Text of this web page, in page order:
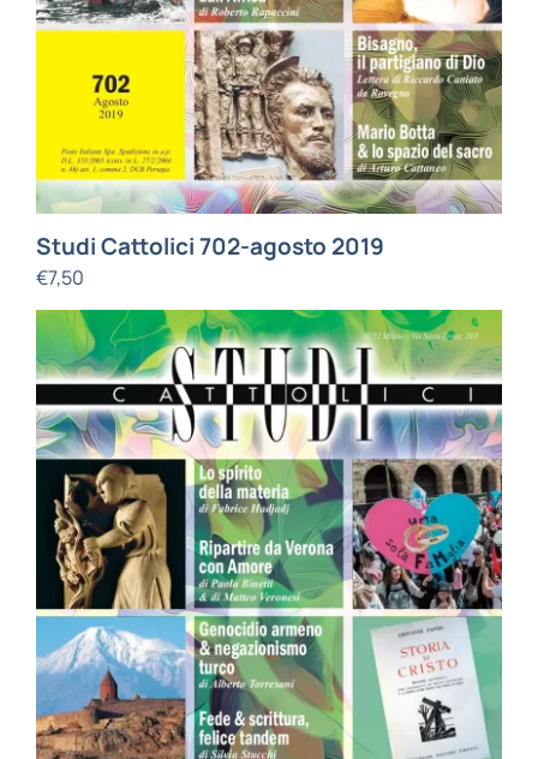
Studi Cattolici 702-agosto 2019
€7,50